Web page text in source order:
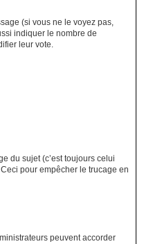
(si vous ne le voyez pas,
indiquer le nombre de
leur vote.
du sujet (c’est toujours celui
pour empêcher le trucage en
peuvent accorder